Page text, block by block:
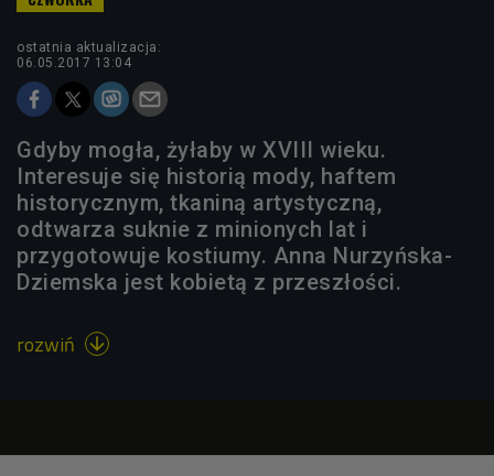
ostatnia aktualizacja:
06.05.2017 13:04
Gdyby mogła, żyłaby w XVIII wieku.
Interesuje się historią mody, haftem
historycznym, tkaniną artystyczną,
odtwarza suknie z minionych lat i
przygotowuje kostiumy. Anna Nurzyńska-
Dziemska jest kobietą z przeszłości.
rozwiń 